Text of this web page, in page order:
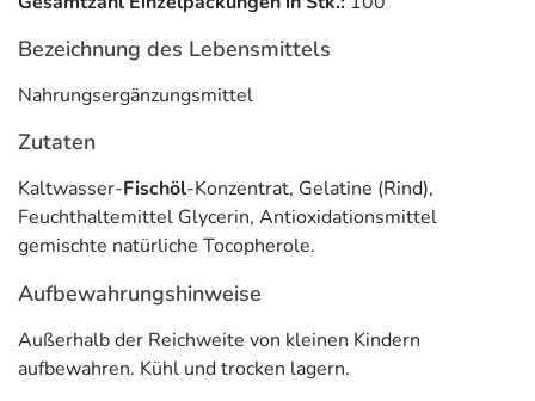
pro medico Handels GmbH
8055 Graz
Informationen zu diesem Lebensmittel (wie z. B. Zutaten,
Allergene) sind bei den Lebensmittelangaben als pdf
hinterlegt. (oben)
Bezeichnung des Lebensmittels
Nahrungsergänzungsmittel
Zutaten
Kaltwasser-Fischöl-Konzentrat, Gelatine (Rind),
Feuchthaltemittel Glycerin, Antioxidationsmittel
gemischte natürliche Tocopherole.
Aufbewahrungshinweise
Außerhalb der Reichweite von kleinen Kindern
aufbewahren. Kühl und trocken lagern.